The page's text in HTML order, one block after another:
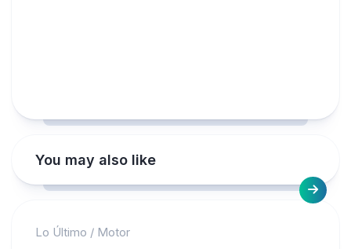
You may also like
Lo Último / Motor